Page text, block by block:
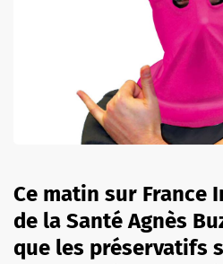
Ce matin sur France
de la Santé Agnès
que les préservatifs